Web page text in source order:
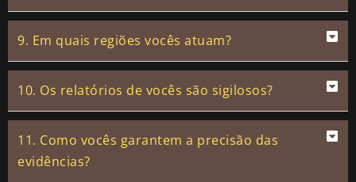
9. Em quais regiões vocês atuam?
10. Os relatórios de vocês são sigilosos?
11. Como vocês garantem a precisão das
evidências?